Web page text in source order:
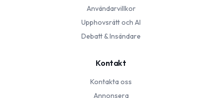
Användarvillkor
Upphovsrätt och AI
Debatt & Insändare
Kontakt
Kontakta oss
Annonsera